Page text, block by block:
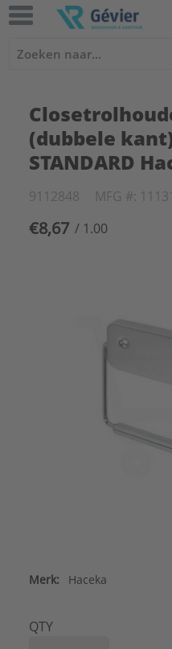
(dubbele
STANDARD
9112848 MFG #:
€8,67 / 1.00
Merk: Haceka
QTY